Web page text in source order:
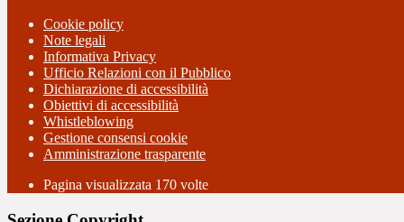
Cookie policy
Note legali
Informativa Privacy
Ufficio Relazioni con il Pubblico
Dichiarazione di accessibilità
Obiettivi di accessibilità
Whistleblowing
Gestione consensi cookie
Amministrazione trasparente
Pagina visualizzata 170 volte